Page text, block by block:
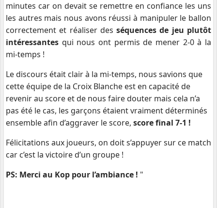
minutes car on devait se remettre en confiance les uns
les autres mais nous avons réussi à manipuler le ballon
correctement et réaliser desséquences de jeu plutôt
intéressantes qui nous ont permis de mener 2-0 à la
mi-temps !
Le discours était clair à la mi-temps, nous savions que
cette équipe de la Croix Blanche est en capacité de
revenir au score et de nous faire douter mais cela n’a
pas été le cas, les garçons étaient vraiment déterminés
ensemble afin d’aggraver le score, score final 7-1 !
Félicitations aux joueurs, on doit s’appuyer sur ce match
car c’est la victoire d’un groupe !
PS: Merci au Kop pour l’ambiance ! "